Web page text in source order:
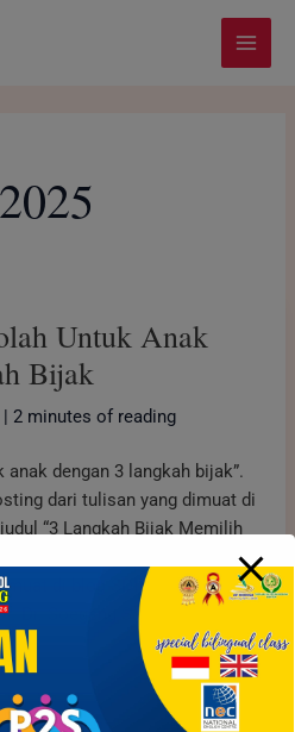
Main
Menu
Untuk Anak
Bijak
2 minutes of reading
dengan 3 langkah bijak”.
dari tulisan yang dimuat di
“3 Langkah Bijak Memilih
merupakan ringkasan dari tulisan
di blog SDIT Al-Izzah yang
Dr. Soegeng Santoso, M.Pd,